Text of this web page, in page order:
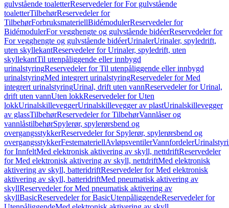
gulvstående toaletterReservedeler for For gulvstående
toaletterTilbehørReservedeler for
TilbehørForbruksmateriellBidémodulerReservedeler for
BidémodulerFor vegghengte og gulvstående bidéerReservedeler for
For vegghengte og gulvstående bidéerUrinalerUrinaler, spyledrift,
uten skyllekantReservedeler for Urinaler, spyledrift, uten
skyllekantTil utenpåliggende eller innbygd
urinalstyringReservedeler for Til utenpåliggende eller innbygd
urinalstyringMed integrert urinalstyringReservedeler for Med
integrert urinalstyringUrinal, drift uten vannReservedeler for Urinal,
drift uten vannUten lokkReservedeler for Uten
lokkUrinalskilleveggerUrinalskillevegger av plastUrinalskillevegger
av glassTilbehørReservedeler for TilbehørVannlåser og
vannlåstilbehørSpylerør, spylerørsbend og
overgangsstykkerReservedeler for Spylerør, spylerørsbend og
overgangsstykkerFestemateriellAvløpsventilerVannfordeler
for InnfeltMed elektronisk aktivering av skyll, nettdriftReservedeler
for Med elektronisk aktivering av skyll, nettdriftMed elektronisk
aktivering av skyll, batteridriftReservedeler for Med elektronisk
aktivering av skyll, batteridriftMed pneumatisk aktivering av
skyllReservedeler for Med pneumatisk aktivering av
skyllBasicReservedeler for BasicUtenpåliggendeReservedeler for